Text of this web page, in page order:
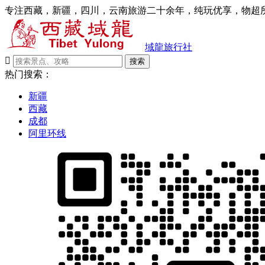
专注西藏，新疆，四川，云南旅游二十余年，纯玩优享，物超
域龍旅行社

搜索
热门搜索：
新疆
西藏
成都
阿里环线